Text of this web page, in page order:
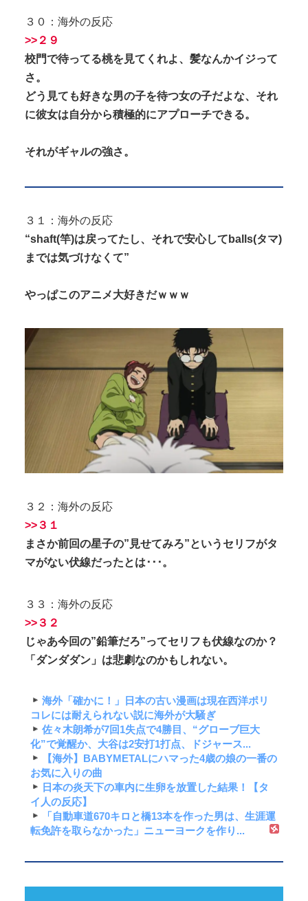
３０：海外の反応
>>２９
校門で待ってる桃を見てくれよ、髪なんかイジって
さ。
どう見ても好きな男の子を待つ女の子だよな、それ
に彼女は自分から積極的にアプローチできる。
それがギャルの強さ。
３１：海外の反応
“shaft(竿)は戻ってたし、それで安心してballs(タマ)
までは気づけなくて”
やっぱこのアニメ大好きだｗｗｗ
３２：海外の反応
>>３１
まさか前回の星子の”見せてみろ”というセリフがタ
マがない伏線だったとは･･･。
３３：海外の反応
>>３２
じゃあ今回の”鉛筆だろ”ってセリフも伏線なのか？
「ダンダダン」は悲劇なのかもしれない。
海外「確かに！」日本の古い漫画は現在西洋ポリ
コレには耐えられない説に海外が大騒ぎ
佐々木朗希が7回1失点で4勝目、“グローブ巨大
化”で覚醒か、大谷は2安打1打点、ドジャース...
【海外】BABYMETALにハマった4歳の娘の一番の
お気に入りの曲
日本の炎天下の車内に生卵を放置した結果！【タ
イ人の反応】
「自動車道670キロと橋13本を作った男は、生涯運
転免許を取らなかった」ニューヨークを作り...